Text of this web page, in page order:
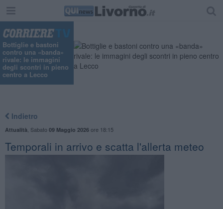
Bottiglie e bastoni
contro una «banda»
rivale: le immagini
degli scontri in pieno
centro a Lecco
Indietro
Attualità Sabato 09 Maggio 2026ore 18:15
Temporali in arrivo e scatta l'allerta meteo